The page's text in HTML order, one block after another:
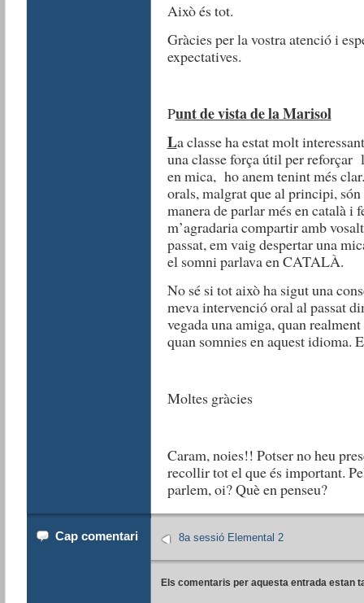
Això és tot.
Gràcies per la vostra atenció i
expectatives.
Punt de vista de la Marisol
La classe ha estat molt
una classe força útil per reforçar
en mica, ho anem tenint més
orals, malgrat que al principi,
manera de parlar més en català
m’agradaria compartir amb
passat, em vaig despertar una
el somni parlava en CATALÀ.
No sé si tot això ha sigut una
meva intervenció oral al passat
vegada una amiga, quan
quan somnies en aquest idioma.
Moltes gràcies
Caram, noies!! Potser no heu
recollir tot el que és important.
parlem, oi? Què en penseu?
Cap comentari 8a sessió Elemental 2
Els comentaris per aquesta entrada estan